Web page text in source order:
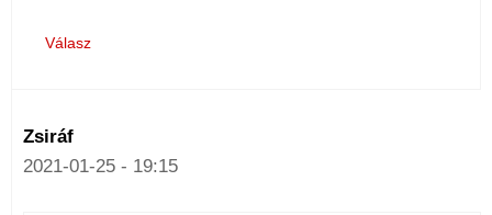
Válasz
Zsiráf
2021-01-25 - 19:15